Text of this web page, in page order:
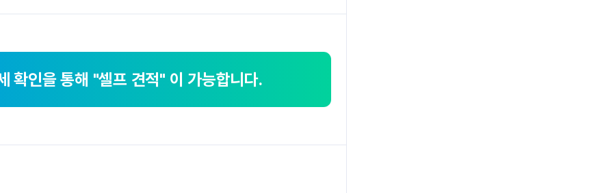
확인을 통해 "셀프 견적" 이 가능합니다.